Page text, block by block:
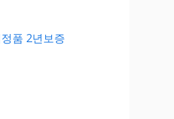
품 2년보증